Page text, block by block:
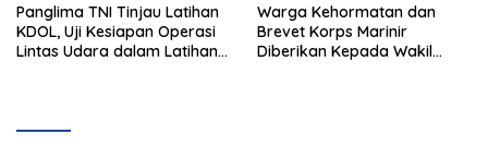
Panglima TNI Tinjau Latihan
KDOL, Uji Kesiapan Operasi
Lintas Udara dalam Latihan
Warga Kehormatan dan
Brevet Korps Marinir
Diberikan Kepada Wakil